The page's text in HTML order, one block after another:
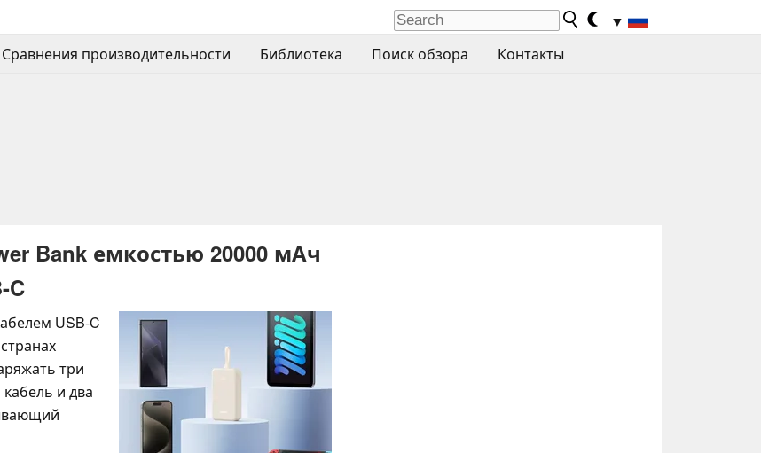
▼
Сравнения производительности Библиотека Поиск обзора Контакты
Bank емкостью 20000 мАч
C
USB-C
три
и два